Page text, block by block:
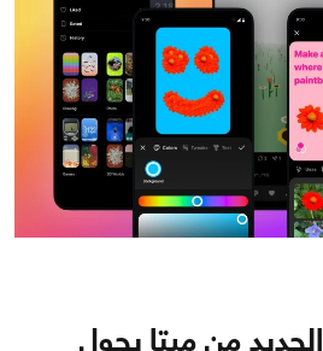
تطبيق Pocket الجديد من ميتا يحول